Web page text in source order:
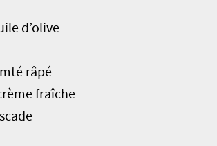
d’olive
râpé
fraîche